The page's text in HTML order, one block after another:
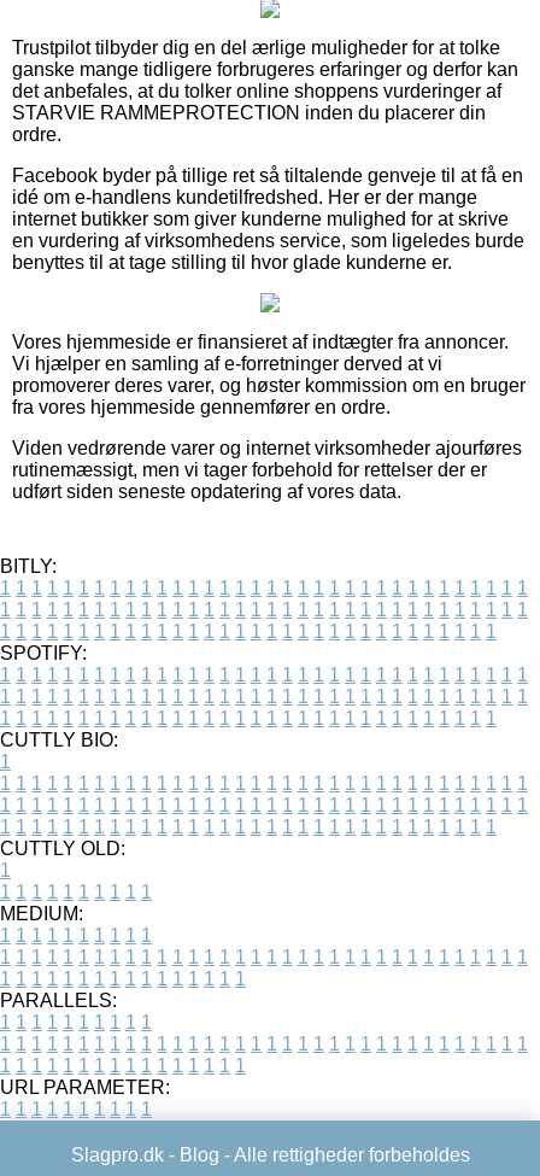
Trustpilot tilbyder dig en del ærlige muligheder for at tolke
ganske mange tidligere forbrugeres erfaringer og derfor kan
det anbefales, at du tolker online shoppens vurderinger af
STARVIE RAMMEPROTECTION inden du placerer din
ordre.
Facebook byder på tillige ret så tiltalende genveje til at få en
idé om e-handlens kundetilfredshed. Her er der mange
internet butikker som giver kunderne mulighed for at skrive
en vurdering af virksomhedens service, som ligeledes burde
benyttes til at tage stilling til hvor glade kunderne er.
Vores hjemmeside er finansieret af indtægter fra annoncer.
Vi hjælper en samling af e-forretninger derved at vi
promoverer deres varer, og høster kommission om en bruger
fra vores hjemmeside gennemfører en ordre.
Viden vedrørende varer og internet virksomheder ajourføres
rutinemæssigt, men vi tager forbehold for rettelser der er
udført siden seneste opdatering af vores data.
BITLY:
1 1 1 1 1 1 1 1 1 1 1 1 1 1 1 1 1 1 1 1 1 1 1 1 1 1 1 1 1 1 1 1 1 1
1 1 1 1 1 1 1 1 1 1 1 1 1 1 1 1 1 1 1 1 1 1 1 1 1 1 1 1 1 1 1 1 1 1
1 1 1 1 1 1 1 1 1 1 1 1 1 1 1 1 1 1 1 1 1 1 1 1 1 1 1 1 1 1 1 1
SPOTIFY:
1 1 1 1 1 1 1 1 1 1 1 1 1 1 1 1 1 1 1 1 1 1 1 1 1 1 1 1 1 1 1 1 1 1
1 1 1 1 1 1 1 1 1 1 1 1 1 1 1 1 1 1 1 1 1 1 1 1 1 1 1 1 1 1 1 1 1 1
1 1 1 1 1 1 1 1 1 1 1 1 1 1 1 1 1 1 1 1 1 1 1 1 1 1 1 1 1 1 1 1
CUTTLY BIO:
1
1 1 1 1 1 1 1 1 1 1 1 1 1 1 1 1 1 1 1 1 1 1 1 1 1 1 1 1 1 1 1 1 1 1
1 1 1 1 1 1 1 1 1 1 1 1 1 1 1 1 1 1 1 1 1 1 1 1 1 1 1 1 1 1 1 1 1 1
1 1 1 1 1 1 1 1 1 1 1 1 1 1 1 1 1 1 1 1 1 1 1 1 1 1 1 1 1 1 1 1
CUTTLY OLD:
1
1 1 1 1 1 1 1 1 1 1
MEDIUM:
1 1 1 1 1 1 1 1 1 1
1 1 1 1 1 1 1 1 1 1 1 1 1 1 1 1 1 1 1 1 1 1 1 1 1 1 1 1 1 1 1 1 1 1
1 1 1 1 1 1 1 1 1 1 1 1 1 1 1 1
PARALLELS:
1 1 1 1 1 1 1 1 1 1
1 1 1 1 1 1 1 1 1 1 1 1 1 1 1 1 1 1 1 1 1 1 1 1 1 1 1 1 1 1 1 1 1 1
1 1 1 1 1 1 1 1 1 1 1 1 1 1 1 1
URL PARAMETER:
1 1 1 1 1 1 1 1 1 1
Slagpro.dk - Blog - Alle rettigheder forbeholdes